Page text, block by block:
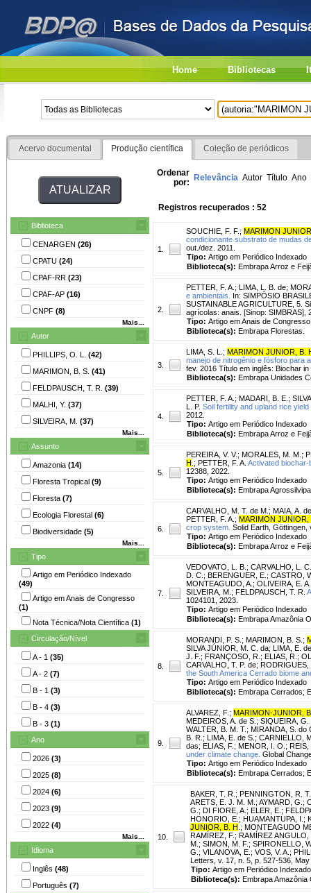
Home Bibliotecas
Acervo documental Produção científica Coleção de periódicos
Biblioteca
CENARGEN (26)
CPATU (24)
CPAF-RR (23)
CPAF-AP (16)
CNPF (8)
Mais...
Autor
PHILLIPS, O. L. (42)
MARIMON, B. S. (41)
FELDPAUSCH, T. R. (39)
MALHI, Y. (37)
SILVEIRA, M. (37)
Mais...
Assunto
Amazonia (14)
Floresta Tropical (9)
Floresta (7)
Ecologia Florestal (6)
Biodiversidade (5)
Mais...
Tipo
Artigo em Periódico Indexado
(49)
Artigo em Anais de Congresso
(1)
Nota Técnica/Nota Científica (1)
Circulação/Nível
A - 1 (35)
A - 2 (7)
B - 1 (3)
B - 4 (3)
B - 3 (1)
Ano
2026 (3)
2025 (8)
2024 (6)
2023 (9)
2022 (4)
Mais...
Idioma
Inglês (48)
Português (7)
Ordenar
por: Relevância Autor Título Ano
Registros recuperados : 52
1.
SOUCHIE, F. F. ; MARIMON
condicionante substrato de mudas
out./dez. 2011.
Tipo: Artigo em Periódico Indexado
Biblioteca(s): Embrapa Arroz e
2.
PETTER, F. A. ; LIMA, L. B. de;
e ambientais.
In: SIMPÓSIO
SUSTAINABLE AGRICULTURE, 5.
agrícolas: anais. [Sinop: SIMBRAS],
Tipo: Artigo em Anais de Congresso
Biblioteca(s): Embrapa Florestas.
3.
LIMA, S. L. ; MARIMON JUNIOR, B.
manejo de nitrogênio e fósforo para
fev. 2016 Título em inglês: Biochar
Biblioteca(s): Embrapa Unidades
4.
PETTER, F. A. ; MADARI, B. E. ;
L. P. Soil fertility and upland rice
2012.
Tipo: Artigo em Periódico Indexado
Biblioteca(s): Embrapa Arroz e
5.
PEREIRA, V. V.; MORALES, M. M. ;
H ; PETTER, F. A. Activated
12388, 2022.
Tipo: Artigo em Periódico Indexado
Biblioteca(s): Embrapa
6.
CARVALHO, M. T. de M. ; MAIA, A.
PETTER, F. A. ; MARIMON JUNIOR,
crop system. Solid Earth, Göttingen,
Tipo: Artigo em Periódico Indexado
Biblioteca(s): Embrapa Arroz e
7.
VEDOVATO, L. B. ; CARVALHO, L.
D. C. ; BERENGUER, E. ; CASTRO,
MONTEAGUDO, A. ; OLIVEIRA, E. A.
SILVEIRA, M. ; FELDPAUSCH, T. R.
1024101, 2023.
Tipo: Artigo em Periódico Indexado
Biblioteca(s): Embrapa Amazônia
8.
MORANDI, P. S. ; MARIMON, B. S. ;
SILVA JÚNIOR, M. C. da; LIMA, E.
J. F. ; FRANÇOSO, R. ; ELIAS, R. ;
CARVALHO, T. P. de; RODRIGUES,
the South America Cerrado biome
Tipo: Artigo em Periódico Indexado
Biblioteca(s): Embrapa Cerrados;
9.
ALVAREZ, F. ; MARIMON-JUNIOR,
MEDEIROS, A. de S. ; SIQUEIRA, G.
WALTER, B. M. T. ; MIRANDA, S. do
B. R. ; LIMA, E. de S. ; CARNIELLO,
das; ELIAS, F. ; MENOR, I. O. ; REIS,
under climate change. Global
Tipo: Artigo em Periódico Indexado
Biblioteca(s): Embrapa Cerrados;
10.
BAKER, T. R. ; PENNINGTON, R. T.
ARETS, E. J. M. M. ; AYMARD, G. ;
G. ; DI FIORE, A. ; ELER, E. ;
HONORIO, E. ; HUAMANTUPA, I. ;
JUNIOR, B. H ; MONTEAGUDO
RAMÍREZ, F. ; RAMÍREZ ANGULO,
M. ; SIMON, M. F. ; SPIRONELLO,
G. ; VILANOVA, E. ; VOS, V. A. ;
Letters, v. 17, n. 5, p. 527-536, May
Tipo: Artigo em Periódico Indexado
Biblioteca(s): Embrapa Amazônia